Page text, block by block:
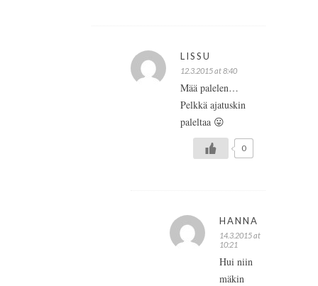
LISSU
12.3.2015 at 8:40
Mää palelen…
Pelkkä ajatuskin
paleltaa 😛
0
HANNA
14.3.2015 at
10:21
Hui niin
mäkin